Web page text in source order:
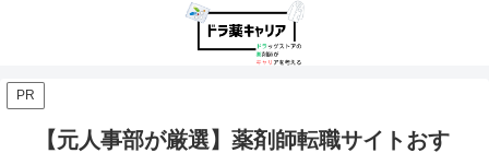
PR
【元人事部が厳選】薬剤師転職サイトおす